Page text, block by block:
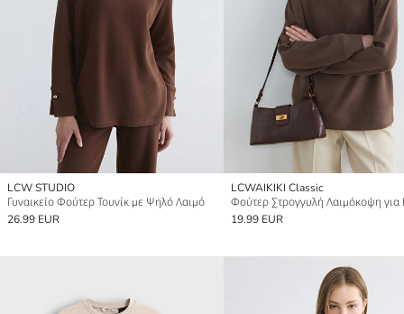
LCW STUDIO
Γυναικείο Φούτερ Τουνίκ με Ψηλό Λαιμό
26.99 EUR
LCWAIKIKI Classic
19.99 EUR